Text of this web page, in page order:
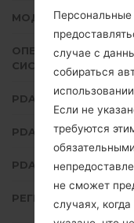
МОДЕЛЬ
ОПЕРАЦИОННАЯ
СИСТЕМА
PDA/AP ВЕРСИЯ
PDA/AP ВЕРСИЯ
PDA/AP ВЕРСИЯ
РЕГИОН
случае с
собираться
Если не
требуются
не сможет
случаях,